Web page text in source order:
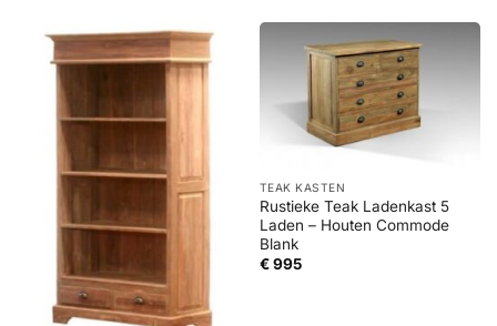
TEAK KASTEN
Rustieke Teak Ladenkast 5
Laden – Houten Commode
Blank
€995